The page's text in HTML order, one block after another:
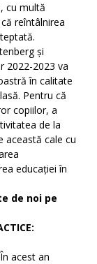
cu multă
reîntâlnirea
și
2022-2023 va
în calitate
Pentru că
copiilor, a
de la
această cale cu
educației în
de noi pe
În acest an